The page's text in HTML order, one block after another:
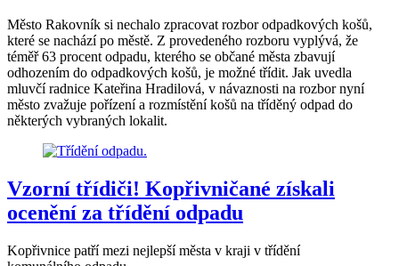
Město Rakovník si nechalo zpracovat rozbor odpadkových košů,
které se nachází po městě. Z provedeného rozboru vyplývá, že
téměř 63 procent odpadu, kterého se občané města zbavují
odhozením do odpadkových košů, je možné třídit. Jak uvedla
mluvčí radnice Kateřina Hradilová, v návaznosti na rozbor nyní
město zvažuje pořízení a rozmístění košů na tříděný odpad do
některých vybraných lokalit.
Vzorní třídiči! Kopřivničané získali
ocenění za třídění odpadu
Kopřivnice patří mezi nejlepší města v kraji v třídění